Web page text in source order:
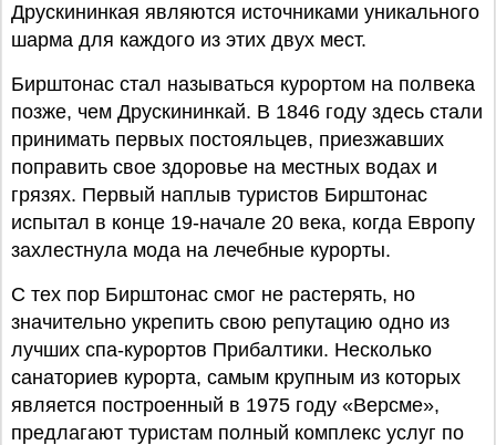
Друскининкая являются источниками уникального
шарма для каждого из этих двух мест.
Бирштонас стал называться курортом на полвека
позже, чем Друскининкай. В 1846 году здесь стали
принимать первых постояльцев, приезжавших
поправить свое здоровье на местных водах и
грязях. Первый наплыв туристов Бирштонас
испытал в конце 19-начале 20 века, когда Европу
захлестнула мода на лечебные курорты.
С тех пор Бирштонас смог не растерять, но
значительно укрепить свою репутацию одно из
лучших спа-курортов Прибалтики. Несколько
санаториев курорта, самым крупным из которых
является построенный в 1975 году «Версме»,
предлагают туристам полный комплекс услуг по